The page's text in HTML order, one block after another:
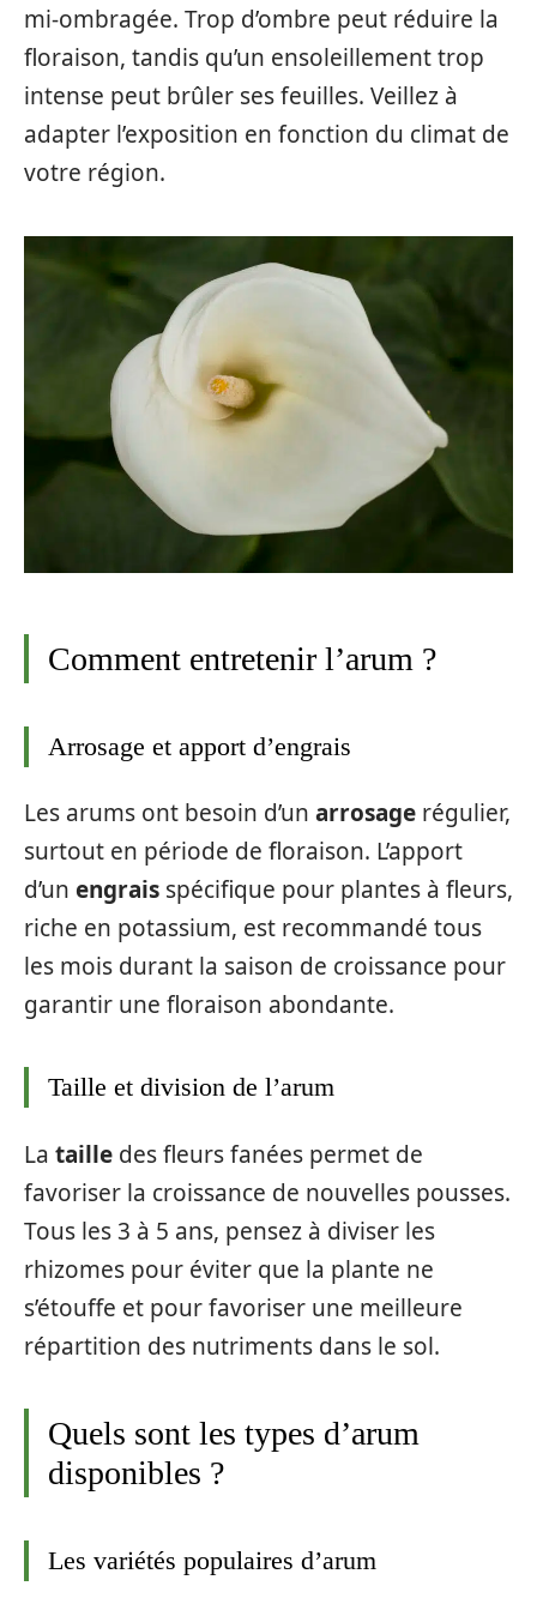
mi-ombragée. Trop d’ombre peut réduire la
floraison, tandis qu’un ensoleillement trop
intense peut brûler ses feuilles. Veillez à
adapter l’exposition en fonction du climat de
votre région.
Comment entretenir l’arum ?
Arrosage et apport d’engrais
Les arums ont besoin d’un arrosage régulier,
surtout en période de floraison. L’apport
d’un engrais spécifique pour plantes à fleurs,
riche en potassium, est recommandé tous
les mois durant la saison de croissance pour
garantir une floraison abondante.
Taille et division de l’arum
La taille des fleurs fanées permet de
favoriser la croissance de nouvelles pousses.
Tous les 3 à 5 ans, pensez à diviser les
rhizomes pour éviter que la plante ne
s’étouffe et pour favoriser une meilleure
répartition des nutriments dans le sol.
Quels sont les types d’arum
disponibles ?
Les variétés populaires d’arum